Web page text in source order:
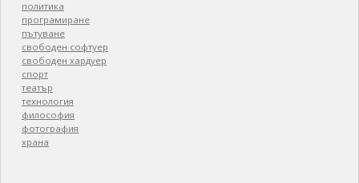
политика
програмиране
пътуване
свободен софтуер
свободен хардуер
спорт
театър
технология
философия
фотография
храна